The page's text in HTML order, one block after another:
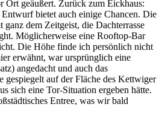
Ort geäußert. Zurück zum Eickhaus:
bietet auch einige Chancen. Die
ganz dem Zeitgeist, die Dachterrasse
Möglicherweise eine Rooftop-Bar
Die Höhe finde ich persönlich nicht
erwähnt, war ursprünglich eine
angedacht und auch das
gespiegelt auf der Fläche des Kettwiger
sich eine Tor-Situation ergeben hätte.
Entree, was wir bald